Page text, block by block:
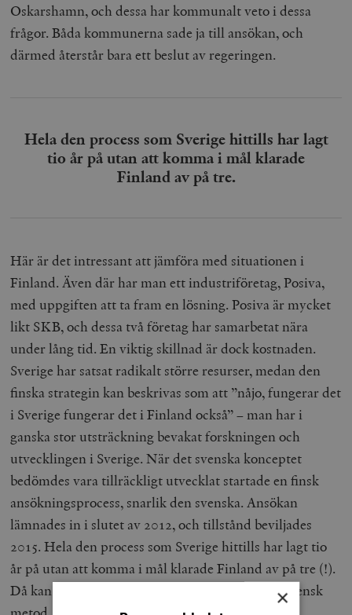
Oskarshamn, och dessa har kommunalt veto i dessa
frågor. Båda kommunerna sade ja till ansökan, och
därmed återstår bara ett beslut av regeringen.
Hela den process som Sverige hittills har lagt
tio år på utan att komma i mål klarade
Finland av på tre.
Här är det intressant att jämföra med situationen i
Finland. Även där har man ett industriföretag, Posiva,
med uppgiften att ta fram en lösning. Posiva är mycket
likt SKB, och dessa två företag har samarbetat nära
under lång tid. En viktig skillnad är dock kostnaden.
Sverige har satsat radikalt större resurser, medan den
finska strategin kan beskrivas som att ”nåjo, fungerar det
i Sverige fungerar det i Finland också” – man har i
ganska stor utsträckning bevakat forskningen och
utvecklingen i Sverige. När det svenska konceptet
bedömdes vara tillräckligt utvecklat startade en finsk
ansökningsprocess, snarlik den svenska. Ansökan
lämnades in i slutet av 2012, och tillstånd beviljades
2015. Hela den process som Sverige hittills har lagt tio
år på utan att komma i mål klarade Finland av på tre (!).
Då kan det än en gång poängteras att det är en svensk
×